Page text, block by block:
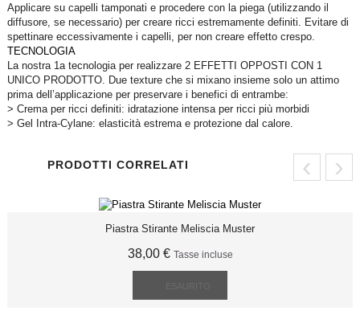
Applicare su capelli tamponati e procedere con la piega (utilizzando il
diffusore, se necessario) per creare ricci estremamente definiti. Evitare di
spettinare eccessivamente i capelli, per non creare effetto crespo.
TECNOLOGIA
La nostra 1a tecnologia per realizzare 2 EFFETTI OPPOSTI CON 1
UNICO PRODOTTO. Due texture che si mixano insieme solo un attimo
prima dell’applicazione per preservare i benefici di entrambe:
> Crema per ricci definiti: idratazione intensa per ricci più morbidi
> Gel Intra-Cylane: elasticità estrema e protezione dal calore.
PRODOTTI CORRELATI ‹ ›
Piastra Stirante Meliscia Muster
38,00 € Tasse incluse